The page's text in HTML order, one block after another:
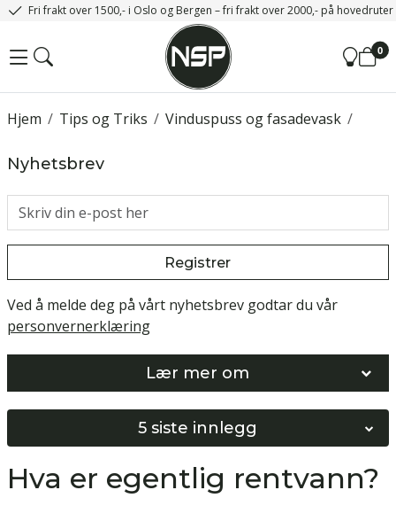
Fri frakt over 1500,- i Oslo og Bergen – fri frakt over 2000,- på
0
/
Hjem /
Tips og Triks /
Vinduspuss og fasadevask
Nyhetsbrev
Registrer
Ved å melde deg på vårt nyhetsbrev godtar du vår
personvernerklæring
Lær mer om
5 siste innlegg
Norges Beste Vinduspusser 2026
Hva er egentlig rentvann?